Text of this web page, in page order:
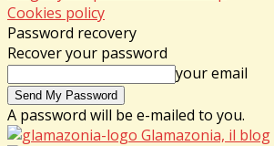
Cookies policy
Password recovery
Recover your password
your email
A password will be e-mailed to you.
Glamazonia, il blog